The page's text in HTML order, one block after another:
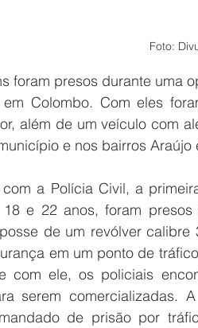
Foto:
foram presos durante uma
Colombo. Com eles
além de um veículo com
e nos bairros Araújo
a Polícia Civil, a
e 22 anos, foram
de um revólver
em um ponto de
com ele, os policiais
serem
de prisão por